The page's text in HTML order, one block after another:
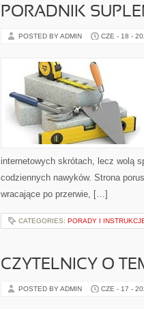
PORADNIK
POSTED BY ADMIN CZE - 18 -
internetowych skrótach, lecz wolą
codziennych nawyków. Strona
wracające po przerwie, […]
CATEGORIES: PORADY I
CZYTELNICY O
POSTED BY ADMIN CZE - 17 -